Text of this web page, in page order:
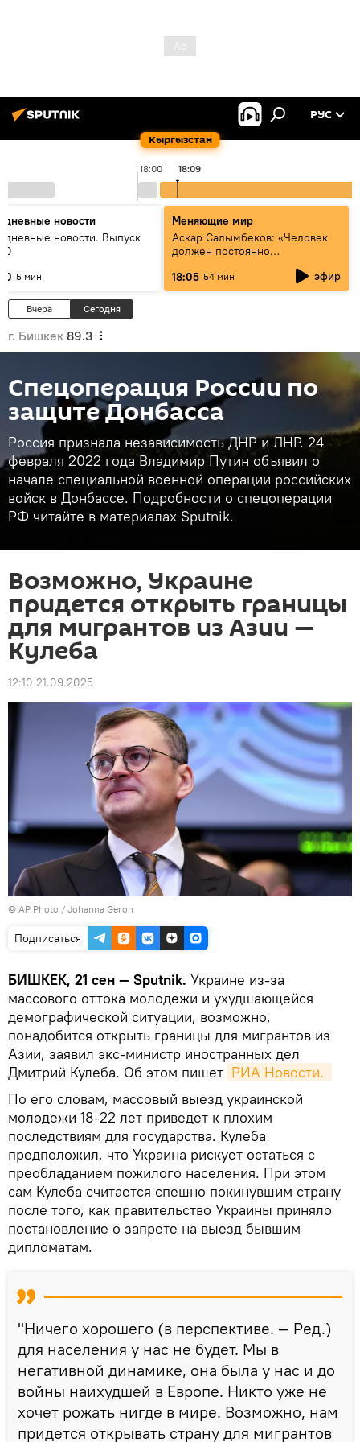
Кыргызстан
РУС
18:00 18:09
новости
новости. Выпуск
5 мин
Меняющие мир
Аскар Салымбеков: «Человек
должен постоянно
18:05 54 мин эфир
Вчера Сегодня
г. Бишкек 89.3
Спецоперация России по
защите Донбасса
Россия признала независимость ДНР и ЛНР. 24
февраля 2022 года Владимир Путин объявил о
начале специальной военной операции российских
войск в Донбассе. Подробности о спецоперации
РФ читайте в материалах Sputnik.
Возможно, Украине
придется открыть границы
для мигрантов из Азии —
Кулеба
12:10 21.09.2025
© AP Photo / Johanna Geron
Подписаться
БИШКЕК, 21 сен — Sputnik. Украине из-за
массового оттока молодежи и ухудшающейся
демографической ситуации, возможно,
понадобится открыть границы для мигрантов из
Азии, заявил экс-министр иностранных дел
Дмитрий Кулеба. Об этом пишет РИА Новости.
По его словам, массовый выезд украинской
молодежи 18-22 лет приведет к плохим
последствиям для государства. Кулеба
предположил, что Украина рискует остаться с
преобладанием пожилого населения. При этом
сам Кулеба считается спешно покинувшим страну
после того, как правительство Украины приняло
постановление о запрете на выезд бывшим
дипломатам.
"Ничего хорошего (в перспективе. — Ред.)
для населения у нас не будет. Мы в
негативной динамике, она была у нас и до
войны наихудшей в Европе. Никто уже не
хочет рожать нигде в мире. Возможно, нам
придется открывать страну для мигрантов